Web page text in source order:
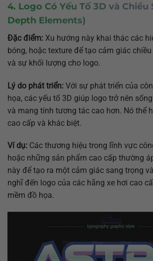
4. Logo Có Yếu Tố 3D và Chiều
Depth Elements)
Đặc điểm: Xu hướng này khai thác các
bóng, hoặc texture để tạo cảm giác
và sự khối lượng cho logo.
Lý do phát triển: Với sự phát triển của
họa, các yếu tố 3D giúp logo trở nên
và mang tính tương tác cao hơn. Nó thể
cao cấp và khác biệt.
Ví dụ: Các thương hiệu trong lĩnh vực
hoặc những sản phẩm cao cấp thường
này để tạo ra một cảm giác sang trọng
nghĩ đến logo của các hãng xe hơi cao
mềm đồ họa.